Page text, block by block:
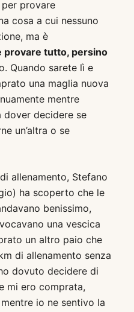
provare
cosa a cui nessuno
ma è
provare tutto, persino
Quando sarete lì e
una maglia nuova
mentre
dover decidere se
un’altra o se
allenamento, Stefano
ha scoperto che le
benissimo,
una vescica
un altro paio che
di allenamento senza
dovuto decidere di
mi ero comprata,
io ne sentivo la